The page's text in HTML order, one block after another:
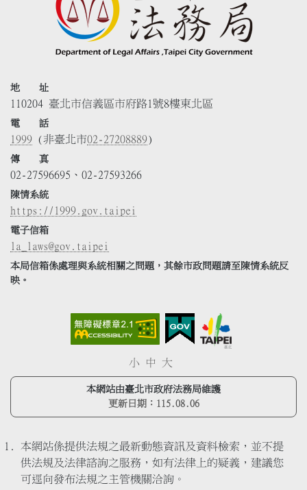
地 址
110204 臺北市信義區市府路1號8樓東北區
電 話
1999 (非臺北市02-27208889)
傳 真
02-27596695、02-27593266
陳情系統
https://1999.gov.taipei
電子信箱
la_laws@gov.taipei
本局信箱係處理與系統相關之問題，其餘市政問題請至陳情系統反
映。
小 中 大
本網站由臺北市政府法務局維護
更新日期： 115.08.06
本網站係提供法規之最新動態資訊及資料檢索，並不提
供法規及法律諮詢之服務，如有法律上的疑義，建議您
可逕向發布法規之主管機關洽詢。